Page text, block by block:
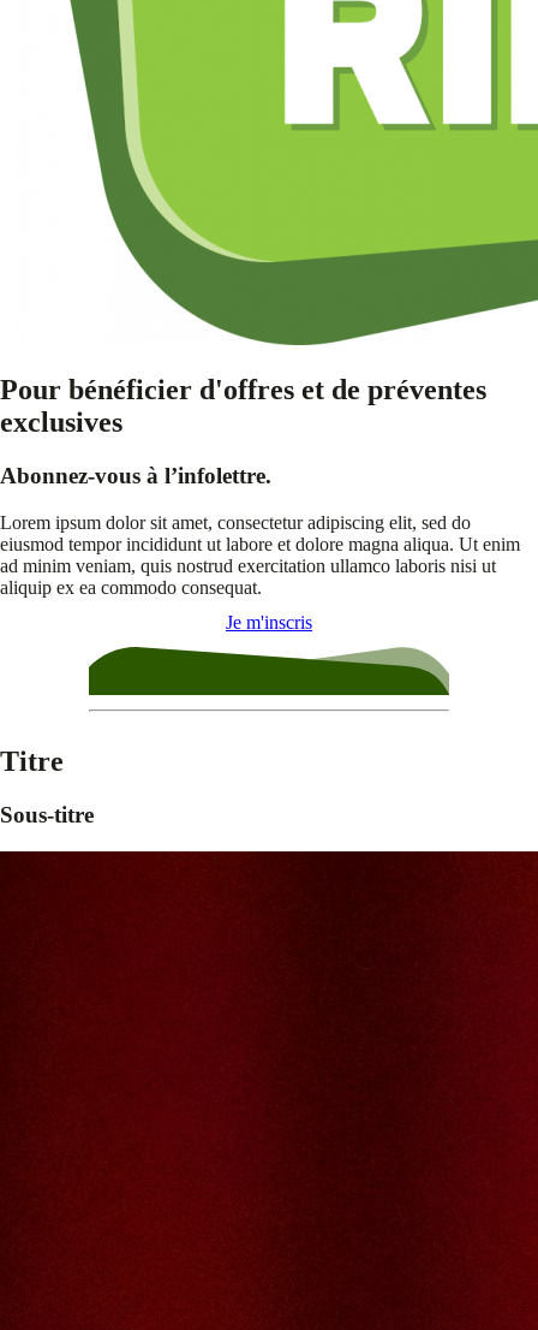
Pour bénéficier d'offres et de préventes
exclusives
Abonnez-vous à l’infolettre.
Lorem ipsum dolor sit amet, consectetur adipiscing elit, sed do
eiusmod tempor incididunt ut labore et dolore magna aliqua. Ut enim
ad minim veniam, quis nostrud exercitation ullamco laboris nisi ut
aliquip ex ea commodo consequat.
Je m'inscris
Titre
Sous-titre